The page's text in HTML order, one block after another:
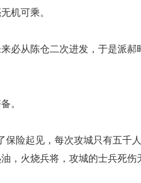
机可乘。
必从陈仓二次进发，于是派郝
。
保险起见，每次攻城只有五千
，火烧兵将，攻城的士兵死伤